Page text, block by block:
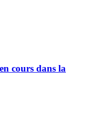
cours dans la